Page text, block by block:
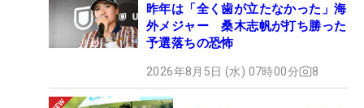
昨年は「全く歯が立たなかった」海
外メジャー 桑木志帆が打ち勝った
予選落ちの恐怖
2026年8月5日 (水) 07時00分 8